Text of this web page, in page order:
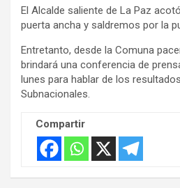
e
r
t
i
s
m
e
n
t
El Alcalde saliente de La Paz
puerta ancha y saldremos por la
Entretanto, desde la Comuna
brindará una conferencia de
lunes para hablar de los
Subnacionales.
Compartir